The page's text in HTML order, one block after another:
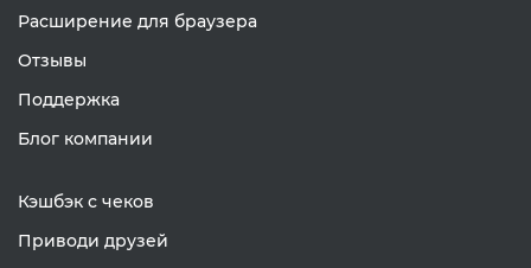
Расширение для браузера
Отзывы
Поддержка
Блог компании
Кэшбэк с чеков
Приводи друзей